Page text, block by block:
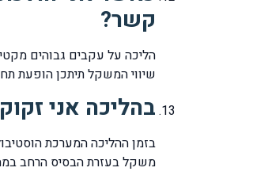
קשר?
הליכה על עקבים גבוהים
שיווי המשקל תיתכן הופעת
בהליכה אני
בזמן ההליכה המערכת
משקל בעזרת הבסיס הרחב